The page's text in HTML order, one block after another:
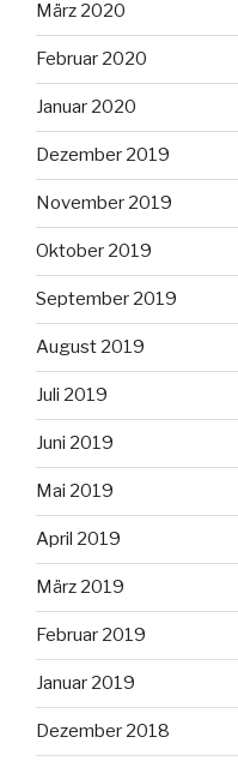
März 2020
Februar 2020
Januar 2020
Dezember 2019
November 2019
Oktober 2019
September 2019
August 2019
Juli 2019
Juni 2019
Mai 2019
April 2019
März 2019
Februar 2019
Januar 2019
Dezember 2018